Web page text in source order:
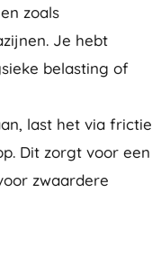
zoals
Je hebt
belasting of
last het via frictie
Dit zorgt voor een
zwaardere